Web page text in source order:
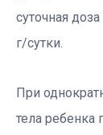
суточная
г/сутки.
При
тела ребенка